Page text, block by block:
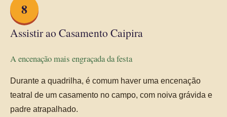
8
Assistir ao Casamento Caipira
A encenação mais engraçada da festa
Durante a quadrilha, é comum haver uma encenação
teatral de um casamento no campo, com noiva grávida e
padre atrapalhado.